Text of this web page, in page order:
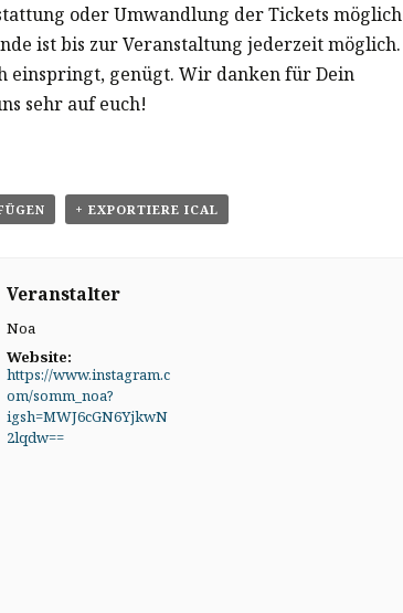
oder Umwandlung der Tickets möglich
ist bis zur Veranstaltung jederzeit möglich.
einspringt, genügt. Wir danken für Dein
sehr auf euch!
+ EXPORTIERE ICAL
Veranstalter
Noa
Website:
https://www.instagram.c
om/somm_noa?
igsh=MWJ6cGN6YjkwN
2lqdw==